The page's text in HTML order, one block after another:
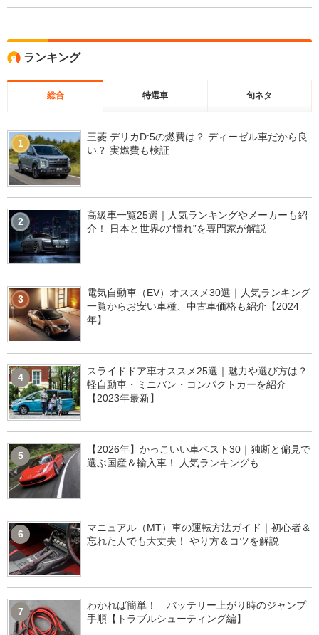
ランキング
総合 特選車 旬ネタ
1
三菱 デリカD:5の燃費は？ ディーゼル車だから良
い？ 実燃費も検証
2
高級車一覧25選｜人気ランキングやメーカーも紹
介！ 日本と世界の“憧れ”を専門家が解説
3
電気自動車（EV）オススメ30選｜人気ランキング
一覧からお安い車種、中古車価格も紹介【2024
年】
4
スライドドア車オススメ25選｜魅力や選び方は？
軽自動車・ミニバン・コンパクトカーを紹介
【2023年最新】
5
【2026年】かっこいい車ベスト30｜独断と偏見で
選ぶ国産＆輸入車！ 人気ランキングも
6
マニュアル（MT）車の運転方法ガイド｜初心者＆
忘れた人でも大丈夫！ やり方＆コツを解説
7
わかれば簡単！ バッテリー上がり時のジャンプ
手順【トラブルシューティング編】